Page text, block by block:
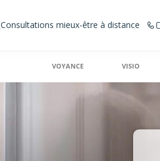
Consultations mieux-être à distance
VOYANCE VISIO